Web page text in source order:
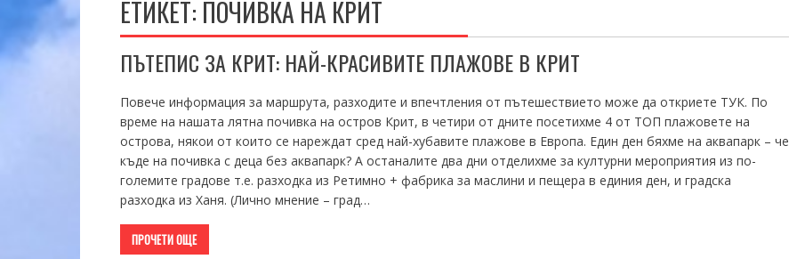
ЕТИКЕТ: ПОЧИВКА НА КРИТ
ПЪТЕПИС ЗА КРИТ: НАЙ-КРАСИВИТЕ ПЛАЖОВЕ В КРИТ
Повече информация за маршрута, разходите и впечтления от пътешествието може да откриете ТУК. По
време на нашата лятна почивка на остров Крит, в четири от дните посетихме 4 от ТОП плажовете на
острова, някои от които се нареждат сред най-хубавите плажове в Европа. Един ден бяхме на аквапарк – че
къде на почивка с деца без аквапарк? А останалите два дни отделихме за културни мероприятия из по-
големите градове т.е. разходка из Ретимно + фабрика за маслини и пещера в единия ден, и градска
разходка из Ханя. (Лично мнение – град…
ПРОЧЕТИ ОЩЕ